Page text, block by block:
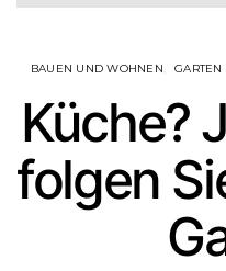
BAUEN UND WOHNEN
Küche?
folgen